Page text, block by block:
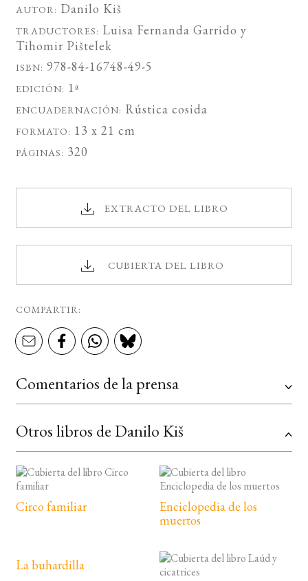
AUTOR: Danilo Kiš
TRADUCTORES: Luisa Fernanda Garrido y
Tihomir Pištelek
ISBN: 978-84-16748-49-5
EDICIÓN: 1ª
ENCUADERNACIÓN: Rústica cosida
FORMATO: 13 x 21 cm
PÁGINAS: 320
EXTRACTO DEL LIBRO
CUBIERTA DEL LIBRO
COMPARTIR:
Comentarios de la prensa
Otros libros de Danilo Kiš
Circo familiar
Enciclopedia de los
muertos
La buhardilla